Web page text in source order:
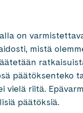
on
mistä
päätöksenteko
vielä riitä.
päätöksiä.